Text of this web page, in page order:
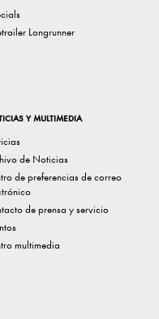
Longrunner
Y MULTIMEDIA
de Noticias
de preferencias de correo
de prensa y servicio
multimedia